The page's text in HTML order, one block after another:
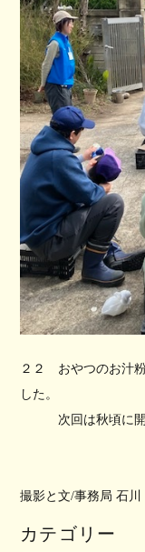
２２ おやつのお汁
した。
次回は秋頃に開
撮影と文/事務局 石川
カテゴリー